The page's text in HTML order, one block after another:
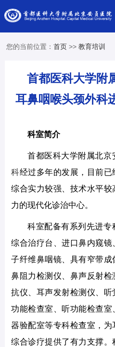
您的当前位置：首页 >>教育培训
首都医科大学附
耳鼻咽喉头颈外科
科室简介
首都医科大学附属北京
科经过多年的发展，目前已
综合实力较强、技术水平
力的现代化诊治中心。
科室配备有系列先进
综合治疗台、进口鼻内窥
子纤维鼻咽镜、具有窄带成
鼻阻力检测仪、鼻声反射
抗仪、耳声发射检测仪、
功能检查室、听功能检查
器验配室等专科检查室，
综合诊疗提供了有力支撑